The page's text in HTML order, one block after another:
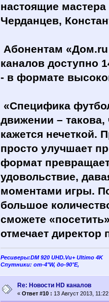
настоящие
Черданцев,
Абонентам «Дом.ru
каналов доступно
- в формате
«Специфика
движении –
кажется нечеткой.
просто улучшает
формат
удовольствие,
моментами игры.
большое
сможете
отмечает
Ресиверы:DM 920 UHD.Vu+ Ultimo 4K
Спутники: от-4°W, до-90°E,
Re: Новости HD каналов
« Ответ #10 : 13 Август 2013,